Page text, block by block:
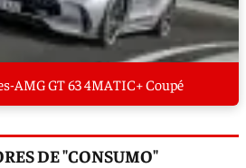
AMG GT 63 4MATIC+ Coupé
DE "CONSUMO"